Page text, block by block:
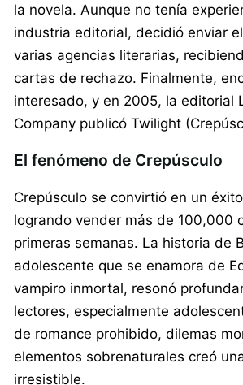
la novela. Aunque no tenía
industria editorial, decidió enviar
varias agencias literarias,
cartas de rechazo. Finalmente,
interesado, y en 2005, la editorial
Company publicó Twilight
El fenómeno de Crepúsculo
Crepúsculo se convirtió en un
logrando vender más de 100,000
primeras semanas. La historia de
adolescente que se enamora de
vampiro inmortal, resonó
lectores, especialmente
de romance prohibido, dilemas
elementos sobrenaturales creó
irresistible.